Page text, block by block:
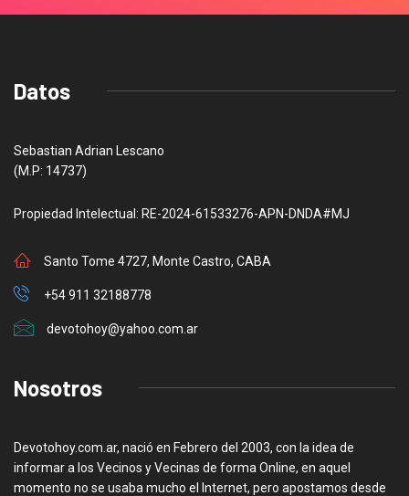
Datos
Sebastian Adrian Lescano
(M.P: 14737)
Propiedad Intelectual: RE-2024-61533276-APN-DNDA#MJ
Santo Tome 4727, Monte Castro, CABA
+54 911 32188778
devotohoy@yahoo.com.ar
Nosotros
Devotohoy.com.ar, nació en Febrero del 2003, con la idea de
informar a los Vecinos y Vecinas de forma Online, en aquel
momento no se usaba mucho el Internet, pero apostamos desde